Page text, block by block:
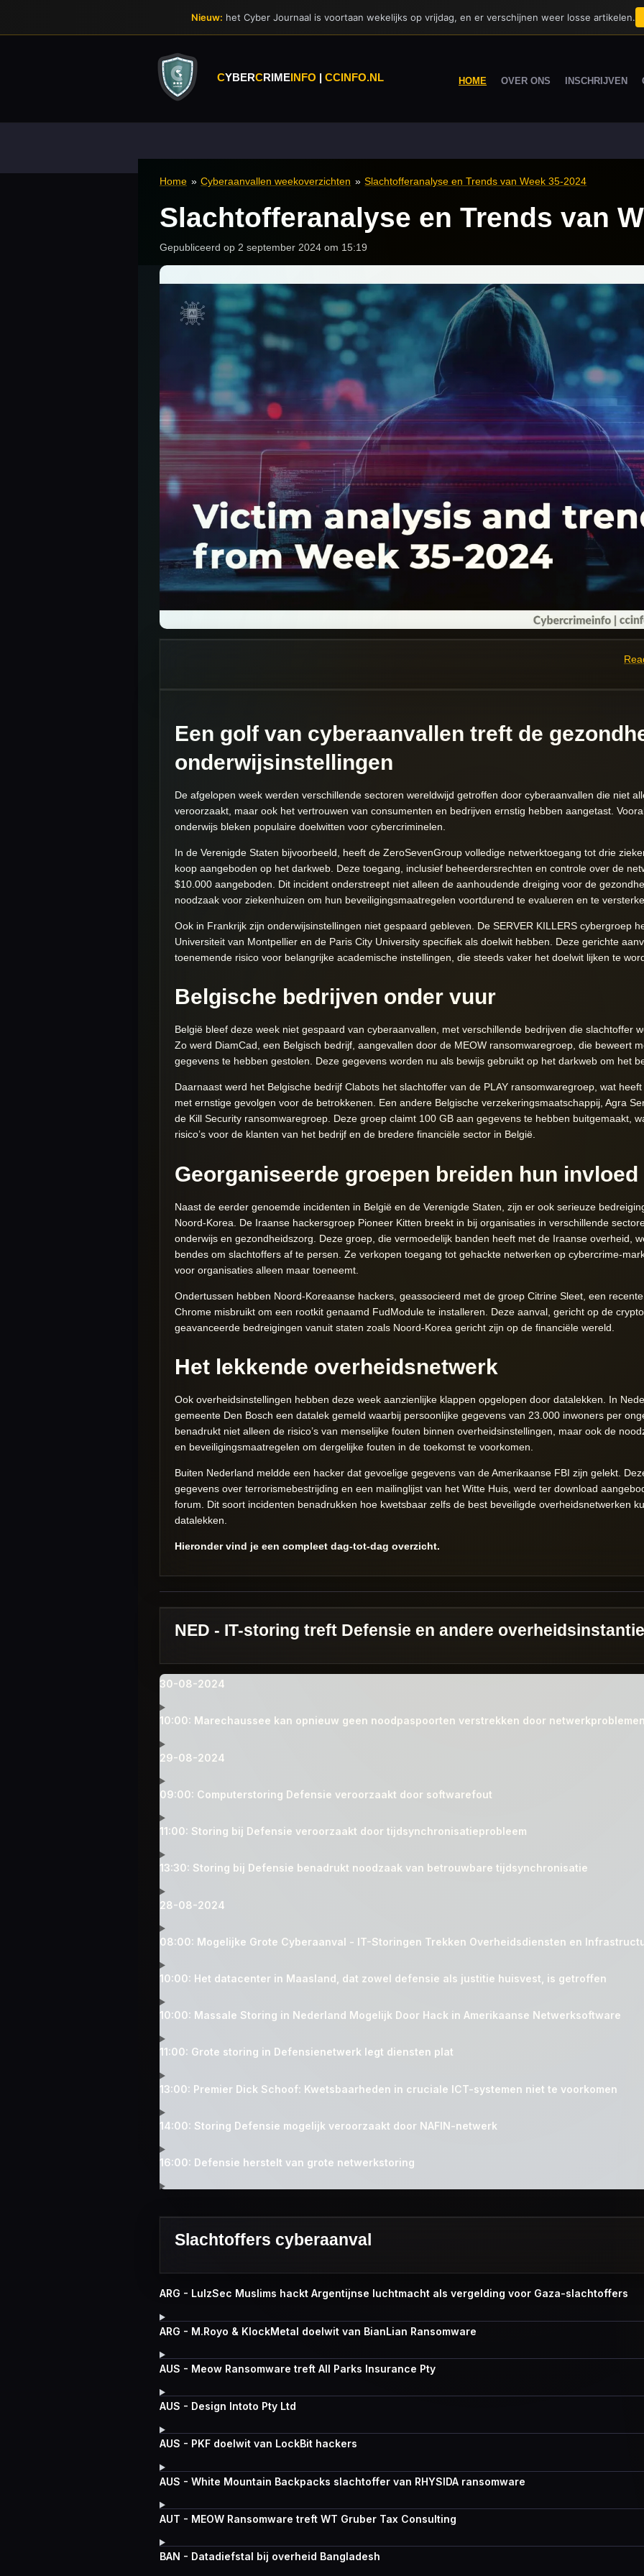
CYBERCRIMEINFO | CCINFO.NL HOME OVER ONS INSCHRIJVEN
Home » Cyberaanvallen weekoverzichten » Slachtofferanalyse en Trends van Week 35-2024
Slachtofferanalyse en Trends van
Gepubliceerd op 2 september 2024 om 15:19
Een golf van cyberaanvallen treft de
onderwijsinstellingen
De afgelopen week werden verschillende sectoren wereldwijd getroffen door cyberaanvallen die niet
veroorzaakt, maar ook het vertrouwen van consumenten en bedrijven ernstig hebben aangetast.
onderwijs bleken populaire doelwitten voor cybercriminelen.
In de Verenigde Staten bijvoorbeeld, heeft de ZeroSevenGroup volledige netwerktoegang tot drie
koop aangeboden op het darkweb. Deze toegang, inclusief beheerdersrechten en controle over de
$10.000 aangeboden. Dit incident onderstreept niet alleen de aanhoudende dreiging voor de
noodzaak voor ziekenhuizen om hun beveiligingsmaatregelen voortdurend te evalueren en te
Ook in Frankrijk zijn onderwijsinstellingen niet gespaard gebleven. De SERVER KILLERS cybergroep
Universiteit van Montpellier en de Paris City University specifiek als doelwit hebben. Deze gerichte
toenemende risico voor belangrijke academische instellingen, die steeds vaker het doelwit lijken te
Belgische bedrijven onder vuur
België bleef deze week niet gespaard van cyberaanvallen, met verschillende bedrijven die slachtoffer
Zo werd DiamCad, een Belgisch bedrijf, aangevallen door de MEOW ransomwaregroep, die beweert
gegevens te hebben gestolen. Deze gegevens worden nu als bewijs gebruikt op het darkweb om het
Daarnaast werd het Belgische bedrijf Clabots het slachtoffer van de PLAY ransomwaregroep, wat
met ernstige gevolgen voor de betrokkenen. Een andere Belgische verzekeringsmaatschappij, Agra
de Kill Security ransomwaregroep. Deze groep claimt 100 GB aan gegevens te hebben buitgemaakt,
risico’s voor de klanten van het bedrijf en de bredere financiële sector in België.
Georganiseerde groepen breiden hun invloed
Naast de eerder genoemde incidenten in België en de Verenigde Staten, zijn er ook serieuze
Noord-Korea. De Iraanse hackersgroep Pioneer Kitten breekt in bij organisaties in verschillende
onderwijs en gezondheidszorg. Deze groep, die vermoedelijk banden heeft met de Iraanse overheid,
bendes om slachtoffers af te persen. Ze verkopen toegang tot gehackte netwerken op cybercrime-
voor organisaties alleen maar toeneemt.
Ondertussen hebben Noord-Koreaanse hackers, geassocieerd met de groep Citrine Sleet, een
Chrome misbruikt om een rootkit genaamd FudModule te installeren. Deze aanval, gericht op de
geavanceerde bedreigingen vanuit staten zoals Noord-Korea gericht zijn op de financiële wereld.
Het lekkende overheidsnetwerk
Ook overheidsinstellingen hebben deze week aanzienlijke klappen opgelopen door datalekken. In
gemeente Den Bosch een datalek gemeld waarbij persoonlijke gegevens van 23.000 inwoners per
benadrukt niet alleen de risico’s van menselijke fouten binnen overheidsinstellingen, maar ook de
en beveiligingsmaatregelen om dergelijke fouten in de toekomst te voorkomen.
Buiten Nederland meldde een hacker dat gevoelige gegevens van de Amerikaanse FBI zijn gelekt.
gegevens over terrorismebestrijding en een mailinglijst van het Witte Huis, werd ter download
forum. Dit soort incidenten benadrukken hoe kwetsbaar zelfs de best beveiligde overheidsnetwerken
datalekken.
Hieronder vind je een compleet dag-tot-dag overzicht.
NED - IT-storing treft Defensie en andere
30-08-2024
10:00: Marechaussee kan opnieuw geen noodpaspoorten verstrekken door
29-08-2024
09:00: Computerstoring Defensie veroorzaakt door softwarefout
11:00: Storing bij Defensie veroorzaakt door tijdsynchronisatieprobleem
13:30: Storing bij Defensie benadrukt noodzaak van betrouwbare tijdsynchronisatie
28-08-2024
08:00: Mogelijke Grote Cyberaanval - IT-Storingen Trekken Overheidsdiensten en
10:00: Het datacenter in Maasland, dat zowel defensie als justitie huisvest, is getroffen
10:00: Massale Storing in Nederland Mogelijk Door Hack in Amerikaanse Netwerksoftware
11:00: Grote storing in Defensienetwerk legt diensten plat
13:00: Premier Dick Schoof: Kwetsbaarheden in cruciale ICT-systemen niet te voorkomen
14:00: Storing Defensie mogelijk veroorzaakt door NAFIN-netwerk
16:00: Defensie herstelt van grote netwerkstoring
Slachtoffers cyberaanval
ARG - LulzSec Muslims hackt Argentijnse luchtmacht als vergelding voor Gaza-slachtoffers
ARG - M.Royo & KlockMetal doelwit van BianLian Ransomware
AUS - Meow Ransomware treft All Parks Insurance Pty
AUS - Design Intoto Pty Ltd
AUS - PKF doelwit van LockBit hackers
AUS - White Mountain Backpacks slachtoffer van RHYSIDA ransomware
AUT - MEOW Ransomware treft WT Gruber Tax Consulting
BAN - Datadiefstal bij overheid Bangladesh
Nieuw: het Cyber Journaal is voortaan wekelijks op vrijdag, en er verschijnen weer losse artikelen.